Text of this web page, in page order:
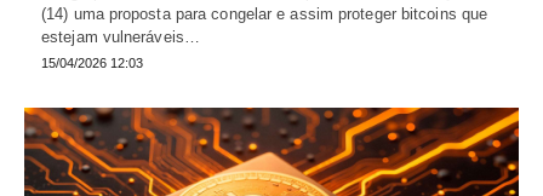
(14) uma proposta para congelar e assim proteger bitcoins que
estejam vulneráveis…
15/04/2026 12:03